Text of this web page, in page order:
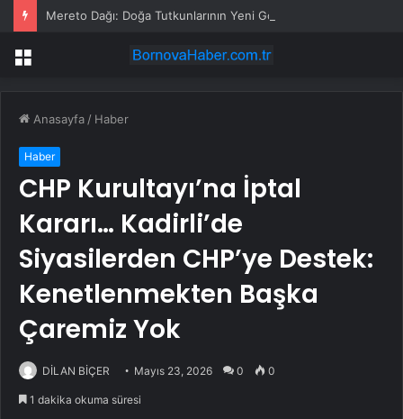
Mereto Dağı: Doğa Tutkunlarının Yeni Gözdesi
Menü
Anasayfa / Haber
Haber
CHP Kurultayı’na İptal
Kararı… Kadirli’de
Siyasilerden CHP’ye Destek:
Kenetlenmekten Başka
Çaremiz Yok
DİLAN BİÇER Mayıs 23, 2026 0 0
1 dakika okuma süresi